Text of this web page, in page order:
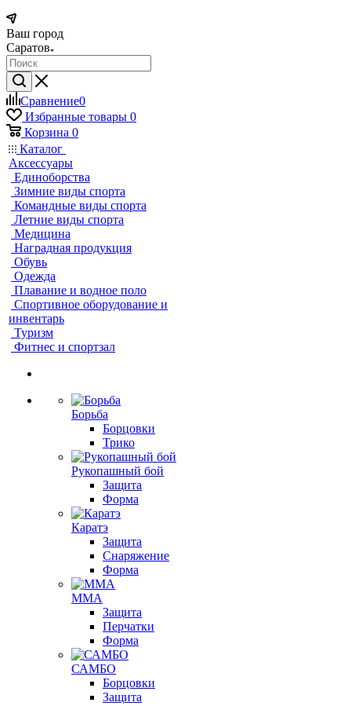
Ваш город
Саратов
Сравнение0
Избранные товары 0
Корзина 0
Каталог
Аксессуары
Единоборства
Зимние виды спорта
Командные виды спорта
Летние виды спорта
Медицина
Наградная продукция
Обувь
Одежда
Плавание и водное поло
Спортивное оборудование и
инвентарь
Туризм
Фитнес и спортзал
Борьба
Борцовки
Трико
Рукопашный бой
Защита
Форма
Каратэ
Защита
Снаряжение
Форма
ММА
Защита
Перчатки
Форма
САМБО
Борцовки
Защита